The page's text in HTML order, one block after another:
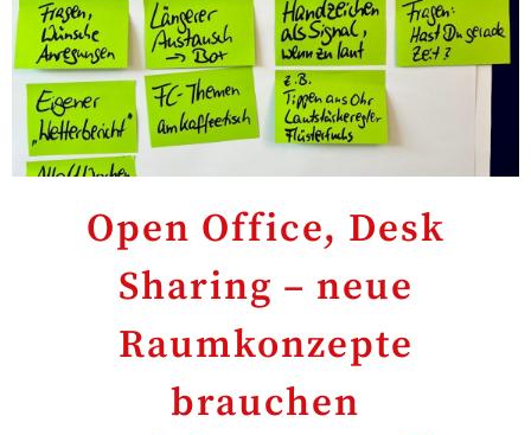
Open Office, Desk
Sharing – neue
Raumkonzepte
brauchen